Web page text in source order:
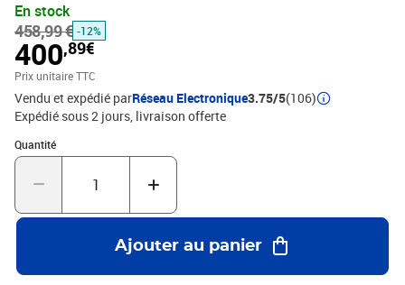
sont amovibles et lavables avec des fermetures éclair. Avec une
construction légère, cet ensemble de salon d'extérieur est facile à
déplacer. Grâce à la conception modulaire, vous pouvez placer
l’ensemble dans n’importe quel arrangement selon vos
préférences. Remarque : afin de prolonger la durée de vie des
meubles d'extérieur, nous vous recommandons de les protéger
avec une housse imperméable.Couleur du coussin : blanc
crèmeMatériau : bambouMatériau du coussin : tissu (100 %
polyester)Épaisseur du coussin de siège : 5 cmÉpaisseur du
coussin de dossier : 10 cmCanapé central:Dimensions : 65 x 70 x
partir du sol : 30 cmCanapé d'angle:Dimensions : 70 x 70 x 60 cm (l
x P x H)Largeur du siège : 65 cmProfondeur du siège : 65
cmHauteur du siège à partir du sol : 30 cmRepose-
pied:Dimensions : 65 x 65 x 30 cm (l x P x H)Table :Dimensions : 65
En stock
458,99 € -12%
400,89€
Prix unitaire TTC
Vendu et expédié parRéseau Electronique3.75/5(106)
Expédié sous 2 jours livraison offerte
Quantité
Quantité : 1
Ajouter au panier